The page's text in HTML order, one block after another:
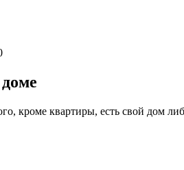
кроме квартиры, есть свой дом